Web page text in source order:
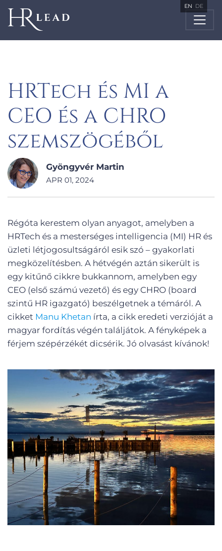
EN DE
HRTech és MI a
CEO és a CHRO
szemszögéből
Gyöngyvér Martin
APR 01, 2024
Régóta kerestem olyan anyagot, amelyben a
HRTech és a mesterséges intelligencia (MI) HR és
üzleti létjogosultságáról esik szó – gyakorlati
megközelítésben. A hétvégén aztán sikerült is
egy kitűnő cikkre bukkannom, amelyben egy
CEO (első számú vezető) és egy CHRO (board
szintű HR igazgató) beszélgetnek a témáról. A
cikket Manu Khetan írta, a cikk eredeti verzióját a
magyar fordítás végén találjátok. A fényképek a
férjem szépérzékét dicsérik. Jó olvasást kívánok!